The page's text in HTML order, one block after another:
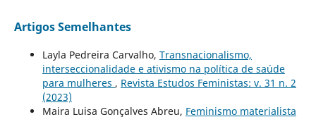
Artigos Semelhantes
Layla Pedreira Carvalho, Transnacionalismo,
interseccionalidade e ativismo na política de saúde
para mulheres , Revista Estudos Feministas: v. 31 n. 2
(2023)
Maira Luisa Gonçalves Abreu, Feminismo materialista